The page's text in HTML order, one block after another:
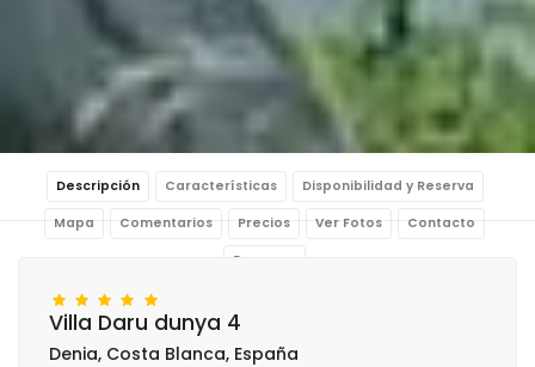
Descripción Características Disponibilidad y Reserva
Mapa Comentarios Precios Ver Fotos Contacto
Reservar
Villa Daru dunya 4
Denia, Costa Blanca, España